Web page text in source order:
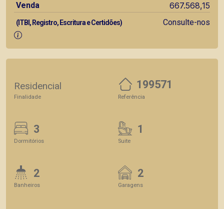
Venda
667.568,15
(ITBI, Registro, Escritura e Certidões) Consulte-nos
Residencial
Finalidade
199571
Referência
3
Dormitórios
1
Suite
2
Banheiros
2
Garagens